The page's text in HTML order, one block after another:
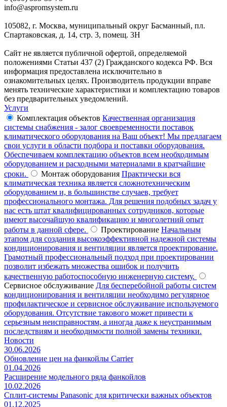
info@aspromsystem.ru
105082, г. Москва, муниципальный округ Басманный, пл.
Спартаковская, д. 14, стр. 3, помещ. 3Н
Сайт не является публичной офертой, определяемой
положениями Статьи 437 (2) Гражданского кодекса РФ. Вся
информация предоставлена исключительно в
ознакомительных целях. Производитель продукции вправе
менять технические характеристики и комплектацию товаров
без предварительных уведомлений.
Услуги
Комплектация объектов Качественная организация
системы снабжения - залог своевременности поставок
климатического оборудования на Ваш объект! Мы предлагаем
свои услуги в области подбора и поставки оборудования.
Обеспечиваем комплектацию объектов всем необходимым
оборудованием и расходными материалами в кратчайшие
сроки.
Монтаж оборудования Практически вся
климатическая техника является сложнотехническим
оборудованием и, в большинстве случаев, требует
профессионального монтажа. Для решения подобных задач у
нас есть штат квалифицированных сотрудников, которые
имеют высочайшую квалификацию и многолетний опыт
работы в данной сфере.
Проектирование Начальным
этапом для создания высокоэффективной надежной системы
кондиционирования и вентиляции является проектирование.
Грамотный профессиональный подход при проектировании
позволит избежать множества ошибок и получить
качественную работоспособную инженерную систему.
Сервисное обслуживание Для бесперебойной работы систем
кондиционирования и вентиляции необходимо регулярное
профилактическое и сервисное обслуживание используемого
оборудования. Отсутствие такового может привести к
серьезным неисправностям, а иногда даже к неустранимым
последствиям и необходимости полной замены техники.
Новости
30.06.2026
Обновление цен на фанкойлы Carrier
01.04.2026
Расширение модельного ряда фанкойлов
10.02.2026
Сплит-системы Panasonic для критически важных объектов
01.12.2025